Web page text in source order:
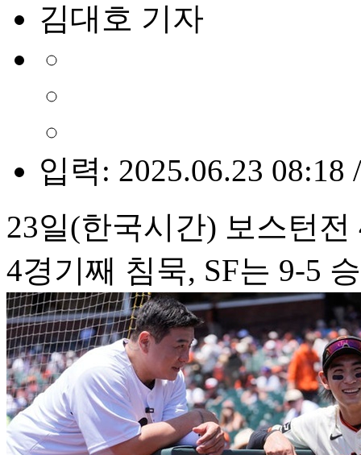
김대호 기자
입력: 2025.06.23 08:18
23일(한국시간) 보스턴
4경기째 침묵, SF는 9-5